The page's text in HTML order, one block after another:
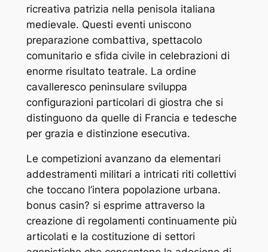
ricreativa patrizia nella penisola italiana
medievale. Questi eventi uniscono
preparazione combattiva, spettacolo
comunitario e sfida civile in celebrazioni di
enorme risultato teatrale. La ordine
cavalleresco peninsulare sviluppa
configurazioni particolari di giostra che si
distinguono da quelle di Francia e tedesche
per grazia e distinzione esecutiva.
Le competizioni avanzano da elementari
addestramenti militari a intricati riti collettivi
che toccano l’intera popolazione urbana.
bonus casin? si esprime attraverso la
creazione di regolamenti continuamente più
articolati e la costituzione di settori